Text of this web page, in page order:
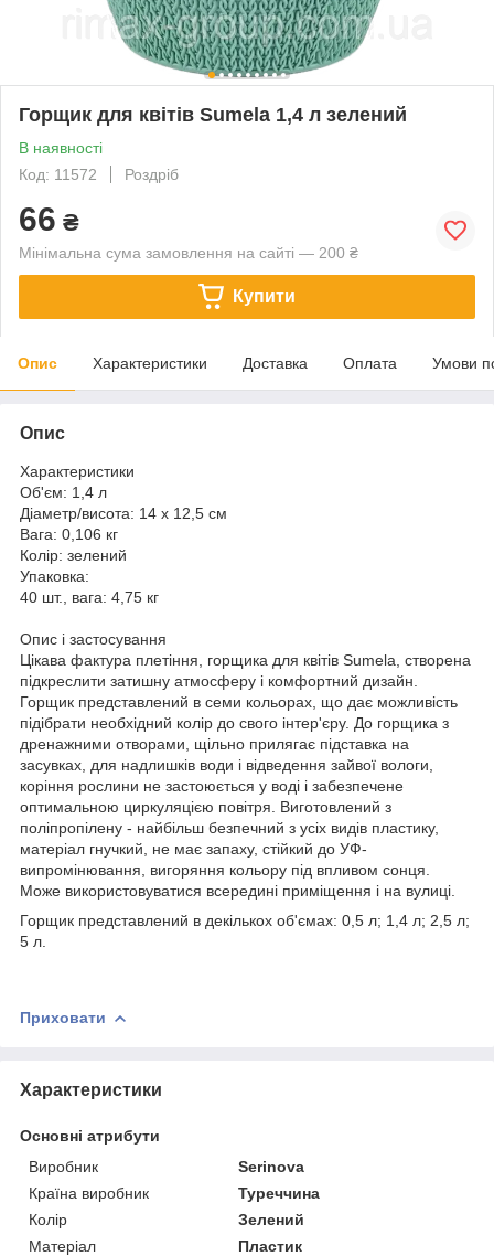
Горщик для квітів Sumela 1,4 л зелений
В наявності
Код: 11572
Роздріб
66 ₴
Мінімальна сума замовлення на сайті — 200 ₴
Купити
Опис Характеристики Доставка Оплата Умови
Опис
Характеристики
Об'єм: 1,4 л
Діаметр/висота: 14 x 12,5 см
Вага: 0,106 кг
Колір: зелений
Упаковка:
40 шт., вага: 4,75 кг
Опис і застосування
Цікава фактура плетіння, горщика для квітів Sumela, створена
підкреслити затишну атмосферу і комфортний дизайн.
Горщик представлений в семи кольорах, що дає можливість
підібрати необхідний колір до свого інтер'єру. До горщика з
дренажними отворами, щільно прилягає підставка на
засувках, для надлишків води і відведення зайвої вологи,
коріння рослини не застоюється у воді і забезпечене
оптимальною циркуляцією повітря. Виготовлений з
поліпропілену - найбільш безпечний з усіх видів пластику,
матеріал гнучкий, не має запаху, стійкий до УФ-
випромінювання, вигоряння кольору під впливом сонця.
Може використовуватися всередині приміщення і на вулиці.
Горщик представлений в декількох об'ємах: 0,5 л; 1,4 л; 2,5 л;
5 л.
Приховати
Характеристики
Основні атрибути
Виробник
Serinova
Країна виробник
Туреччина
Колір
Зелений
Матеріал
Пластик